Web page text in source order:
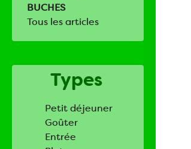
BUCHES
Tous les articles
Types
Petit déjeuner
Goûter
Entrée